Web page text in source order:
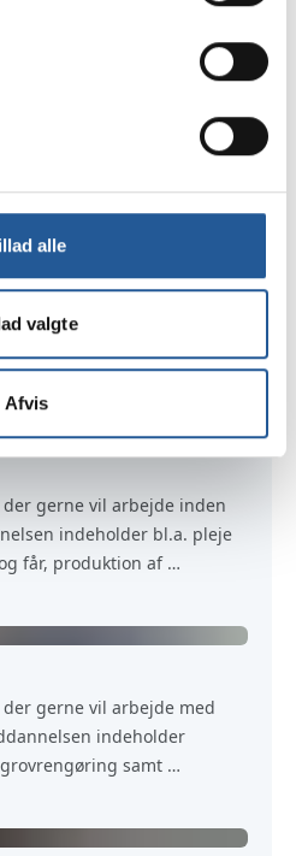
alle
valgte
Afvis
indeholder tilberedning af
lune retter, smørrebrød og
Betjening af gæster ved
Afrydning, rengøring mv.
Uddannelsen indeholder
bl.a. møbler og lamper. Du
gerne vil arbejde inden
indeholder bl.a. pleje
får, produktion af
udstyr og maskiner.
gerne vil arbejde med
indeholder
samt
og afrydning.